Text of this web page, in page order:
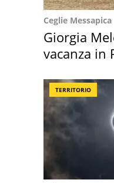
Ceglie Messapica
Giorgia
vacanza in
TERRITORIO